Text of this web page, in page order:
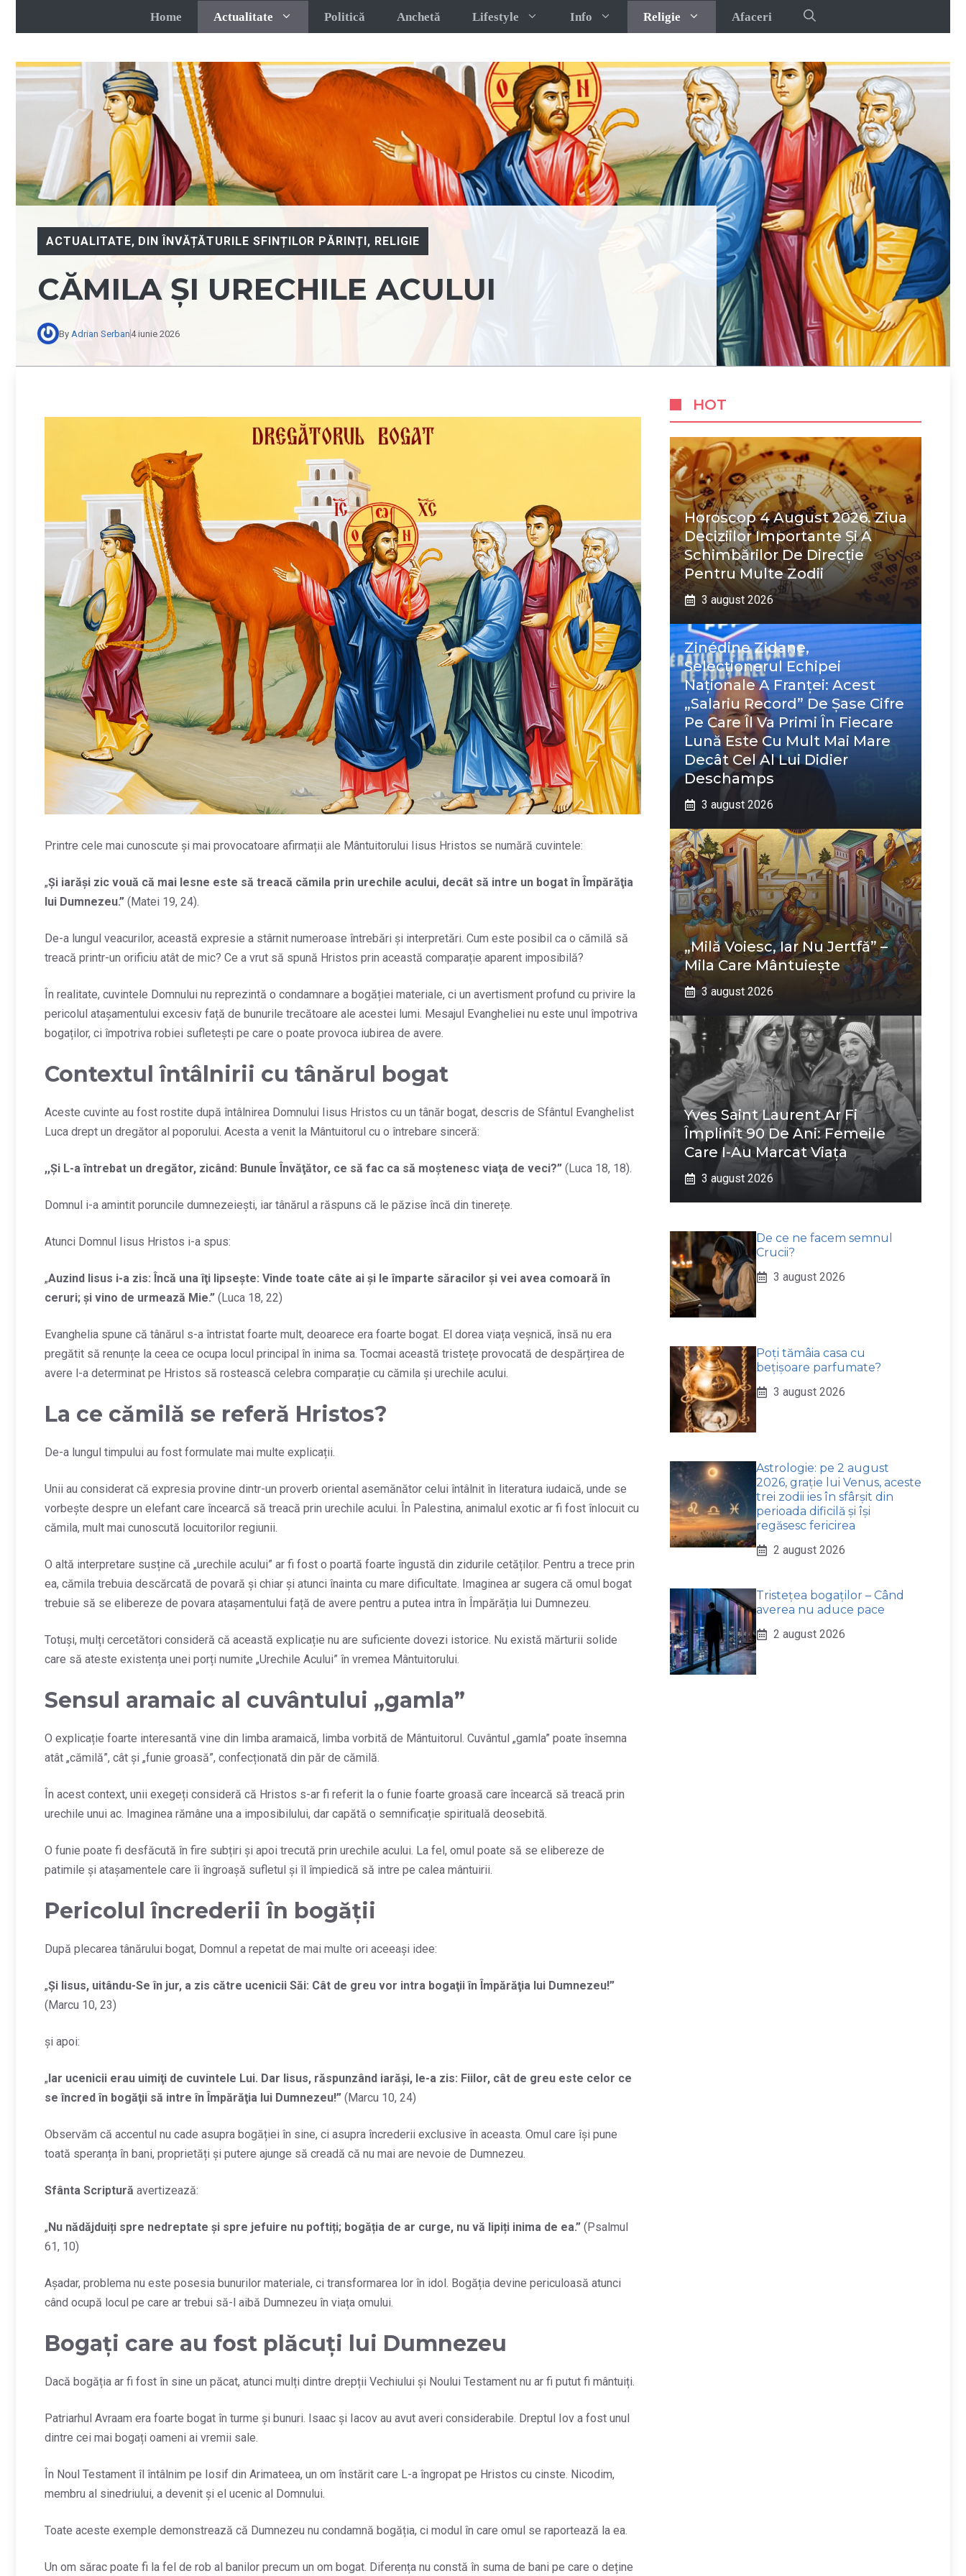
Home Actualitate Politică Anchetă Lifestyle Info Religie Afaceri
ACTUALITATE, DIN ÎNVĂȚĂTURILE SFINȚILOR PĂRINȚI, RELIGIE
CĂMILA ȘI URECHILE ACULUI
By Adrian Serban 4 iunie 2026
Printre cele mai cunoscute și mai provocatoare afirmații ale Mântuitorului Iisus Hristos se numără cuvintele:
„Şi iarăşi zic vouă că mai lesne este să treacă cămila prin urechile acului, decât să intre un bogat în Împărăţia
lui Dumnezeu.” (Matei 19, 24).
De-a lungul veacurilor, această expresie a stârnit numeroase întrebări și interpretări. Cum este posibil ca o cămilă să
treacă printr-un orificiu atât de mic? Ce a vrut să spună Hristos prin această comparație aparent imposibilă?
În realitate, cuvintele Domnului nu reprezintă o condamnare a bogăției materiale, ci un avertisment profund cu privire la
pericolul atașamentului excesiv față de bunurile trecătoare ale acestei lumi. Mesajul Evangheliei nu este unul împotriva
bogaților, ci împotriva robiei sufletești pe care o poate provoca iubirea de avere.
Contextul întâlnirii cu tânărul bogat
Aceste cuvinte au fost rostite după întâlnirea Domnului Iisus Hristos cu un tânăr bogat, descris de Sfântul Evanghelist
Luca drept un dregător al poporului. Acesta a venit la Mântuitorul cu o întrebare sinceră:
,,Şi L-a întrebat un dregător, zicând: Bunule Învăţător, ce să fac ca să moştenesc viaţa de veci?” (Luca 18, 18).
Domnul i-a amintit poruncile dumnezeiești, iar tânărul a răspuns că le păzise încă din tinerețe.
Atunci Domnul Iisus Hristos i-a spus:
„Auzind Iisus i-a zis: Încă una îţi lipseşte: Vinde toate câte ai şi le împarte săracilor şi vei avea comoară în
ceruri; şi vino de urmează Mie.” (Luca 18, 22)
Evanghelia spune că tânărul s-a întristat foarte mult, deoarece era foarte bogat. El dorea viața veșnică, însă nu era
pregătit să renunțe la ceea ce ocupa locul principal în inima sa. Tocmai această tristețe provocată de despărțirea de
avere l-a determinat pe Hristos să rostească celebra comparație cu cămila și urechile acului.
La ce cămilă se referă Hristos?
De-a lungul timpului au fost formulate mai multe explicații.
Unii au considerat că expresia provine dintr-un proverb oriental asemănător celui întâlnit în literatura iudaică, unde se
vorbește despre un elefant care încearcă să treacă prin urechile acului. În Palestina, animalul exotic ar fi fost înlocuit cu
cămila, mult mai cunoscută locuitorilor regiunii.
O altă interpretare susține că „urechile acului” ar fi fost o poartă foarte îngustă din zidurile cetăților. Pentru a trece prin
ea, cămila trebuia descărcată de povară și chiar și atunci înainta cu mare dificultate. Imaginea ar sugera că omul bogat
trebuie să se elibereze de povara atașamentului față de avere pentru a putea intra în Împărăția lui Dumnezeu.
Totuși, mulți cercetători consideră că această explicație nu are suficiente dovezi istorice. Nu există mărturii solide
care să ateste existența unei porți numite „Urechile Acului” în vremea Mântuitorului.
Sensul aramaic al cuvântului „gamla”
O explicație foarte interesantă vine din limba aramaică, limba vorbită de Mântuitorul. Cuvântul „gamla” poate însemna
atât „cămilă”, cât și „funie groasă”, confecționată din păr de cămilă.
În acest context, unii exegeți consideră că Hristos s-ar fi referit la o funie foarte groasă care încearcă să treacă prin
urechile unui ac. Imaginea rămâne una a imposibilului, dar capătă o semnificație spirituală deosebită.
O funie poate fi desfăcută în fire subțiri și apoi trecută prin urechile acului. La fel, omul poate să se elibereze de
patimile și atașamentele care îi îngroașă sufletul și îl împiedică să intre pe calea mântuirii.
Pericolul încrederii în bogății
După plecarea tânărului bogat, Domnul a repetat de mai multe ori aceeași idee:
„Şi Iisus, uitându-Se în jur, a zis către ucenicii Săi: Cât de greu vor intra bogaţii în Împărăţia lui Dumnezeu!”
(Marcu 10, 23)
și apoi:
„ Iar ucenicii erau uimiţi de cuvintele Lui. Dar Iisus, răspunzând iarăşi, le-a zis: Fiilor, cât de greu este celor ce
se încred în bogăţii să intre în Împărăţia lui Dumnezeu!” (Marcu 10, 24)
Observăm că accentul nu cade asupra bogăției în sine, ci asupra încrederii exclusive în aceasta. Omul care își pune
toată speranța în bani, proprietăți și putere ajunge să creadă că nu mai are nevoie de Dumnezeu.
Sfânta Scriptură avertizează:
„ Nu nădăjduiți spre nedreptate și spre jefuire nu poftiți; bogăția de ar curge, nu vă lipiți inima de ea.” (Psalmul
61, 10)
Așadar, problema nu este posesia bunurilor materiale, ci transformarea lor în idol. Bogăția devine periculoasă atunci
când ocupă locul pe care ar trebui să-l aibă Dumnezeu în viața omului.
Bogați care au fost plăcuți lui Dumnezeu
Dacă bogăția ar fi fost în sine un păcat, atunci mulți dintre drepții Vechiului și Noului Testament nu ar fi putut fi mântuiți.
Patriarhul Avraam era foarte bogat în turme și bunuri. Isaac și Iacov au avut averi considerabile. Dreptul Iov a fost unul
dintre cei mai bogați oameni ai vremii sale.
În Noul Testament îl întâlnim pe Iosif din Arimateea, un om înstărit care L-a îngropat pe Hristos cu cinste. Nicodim,
membru al sinedriului, a devenit și el ucenic al Domnului.
Toate aceste exemple demonstrează că Dumnezeu nu condamnă bogăția, ci modul în care omul se raportează la ea.
Un om sărac poate fi la fel de rob al banilor precum un om bogat. Diferența nu constă în suma de bani pe care o deține
HOT
Horoscop 4 August 2026. Ziua
Deciziilor Importante Și A
Schimbărilor De Direcție
Pentru Multe Zodii
3 august 2026
Zinédine Zidane,
Selecționerul Echipei
Naționale A Franței: Acest
„salariu Record” De Șase Cifre
Pe Care Îl Va Primi În Fiecare
Lună Este Cu Mult Mai Mare
Decât Cel Al Lui Didier
Deschamps
3 august 2026
„Milă Voiesc, Iar Nu Jertfă” –
Mila Care Mântuiește
3 august 2026
Yves Saint Laurent Ar Fi
Împlinit 90 De Ani: Femeile
Care I-Au Marcat Viața
3 august 2026
De ce ne facem semnul
Crucii?
3 august 2026
Poți tămâia casa cu
bețișoare parfumate?
3 august 2026
Astrologie: pe 2 august
2026, grație lui Venus, aceste
trei zodii ies în sfârșit din
perioada dificilă și își
regăsesc fericirea
2 august 2026
Tristețea bogaților – Când
averea nu aduce pace
2 august 2026